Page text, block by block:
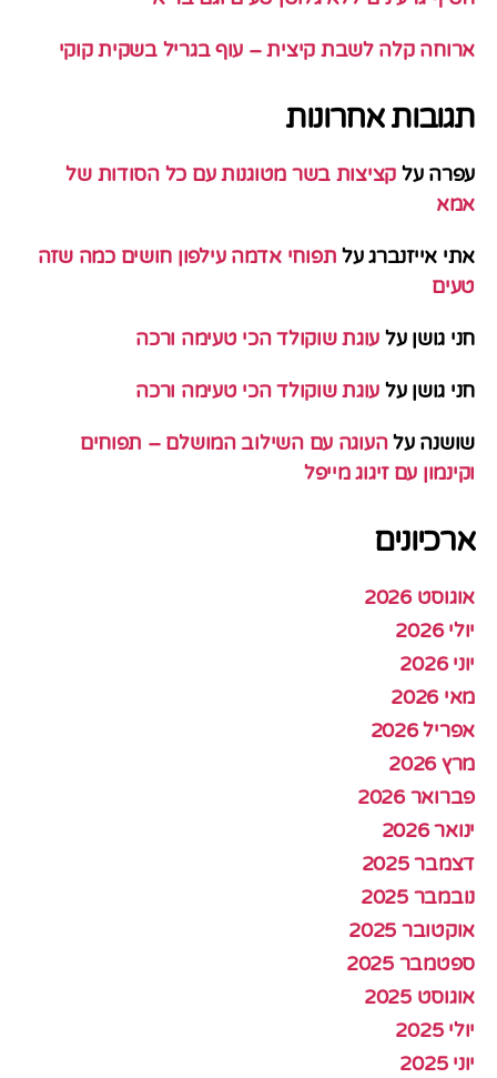
ארוחה קלה לשבת קיצית – עוף בגריל בשקית קוקי
תגובות אחרונות
עפרה על קציצות בשר מטוגנות עם כל הסודות של
אמא
אתי אייזנברגעל תפוחי אדמה עילפון חושים כמה שזה
טעים
חני גושן על עוגת שוקולד הכי טעימה ורכה
חני גושן על עוגת שוקולד הכי טעימה ורכה
שושנה עלהעוגה עם השילוב המושלם – תפוחים
וקינמון עם זיגוג מייפל
ארכיונים
אוגוסט 2026
יולי 2026
יוני 2026
מאי 2026
אפריל 2026
מרץ 2026
פברואר 2026
ינואר 2026
דצמבר 2025
נובמבר 2025
אוקטובר 2025
ספטמבר 2025
אוגוסט 2025
יולי 2025
יוני 2025